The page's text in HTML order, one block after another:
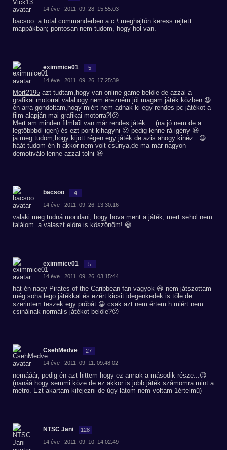
14 éve | 2011. 09. 28. 15:55:03
bacsoo: a total commanderben a c:\ meghajtón keress rejtett
mappákban; pontosan nem tudom, hogy hol van.
eximmice01 5
14 éve | 2011. 09. 26. 17:25:39
Mort2195 azt tudtam,hogy van online game belőle de azzal a
grafikai motorral valahogy nem érezném jól magam játék közben 😆
én arra gondoltam,hogy miért nem adnak ki egy rendes pc-játékot a
film alapján mai grafikai motorra?!😕
Mert am minden filmből van már rendes játék.....(na jó nem de a
legtöbbből igen) és ezt pont kihagyni 😕 pedig lenne rá igény 😃
ja meg tudom,hogy kijött régen egy játék de azis ahogy kinéz...😃
háát tudom én h akkor nem volt csúnya,de ma már nagyon
demotiváló lenne azzal tolni 😃
bacsoo 4
14 éve | 2011. 09. 26. 13:30:16
valaki meg tudná mondani, hogy hova ment a játék, mert sehol nem
találom. a választ előre is köszönöm! 😃
eximmice01 5
14 éve | 2011. 09. 26. 03:15:44
hát én nagy Pirates of the Caribbean fan vagyok 😃 nem játszottam
még soha lego játékkal és ezért kicsit idegenkedek is tőle de
szerintem teszek egy próbát 😀 csak azt nem értem h miért nem
csinálnak normális játékot belőle?😕
CsehMedve 27
14 éve | 2011. 09. 11. 09:48:02
nemááár, pedig én azt hittem hogy ez annak a második része...😉
(nanáá hogy semmi köze de ez akkor is jobb játék számomra mint a
metro. Ezt akartam kifejezni de úgy látom nem voltam 1értelmű)
NTSC Jani 128
14 éve | 2011. 09. 10. 14:02:49